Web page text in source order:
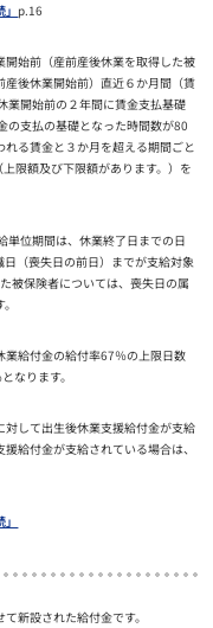
p.16
始前（産前産後休業を取得した被
後休業開始前）直近６か月間（賃
業開始前の２年間に賃金支払基礎
の支払の基礎となった時間数が80
る賃金と３か月を超える期間ごと
限額及び下限額があります。）を
位期間は、休業終了日までの日
（喪失日の前日）までが支給対象
被保険者については、喪失日の属
給付金の給付率67％の上限日数
なります。
して出生後休業支援給付金が支給
給付金が支給されている場合は、
新設された給付金です。